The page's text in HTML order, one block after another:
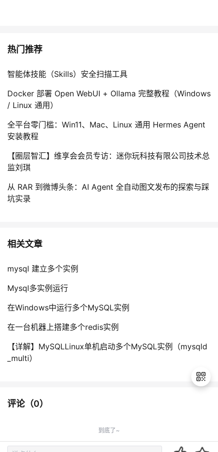
热门推荐
智能体技能（Skills）安全扫描工具
Docker 部署 Open WebUI + Ollama 完整教程（Windows
/ Linux 通用）
全平台零门槛：Win11、Mac、Linux 通用 Hermes Agent
安装教程
【圈层智汇】维享会会员专访：迷你玩科技有限公司技术总
监刘琪
从 RAR 到微博头条：AI Agent 全自动图文发布的探索与踩
坑实录
相关文章
mysql 建立多个实例
Mysql多实例运行
在Windows中运行多个MySQL实例
在一台机器上搭建多个redis实例
【详解】MySQLLinux单机启动多个MySQL实例（mysqld
_multi）
评论（0）
到底了~